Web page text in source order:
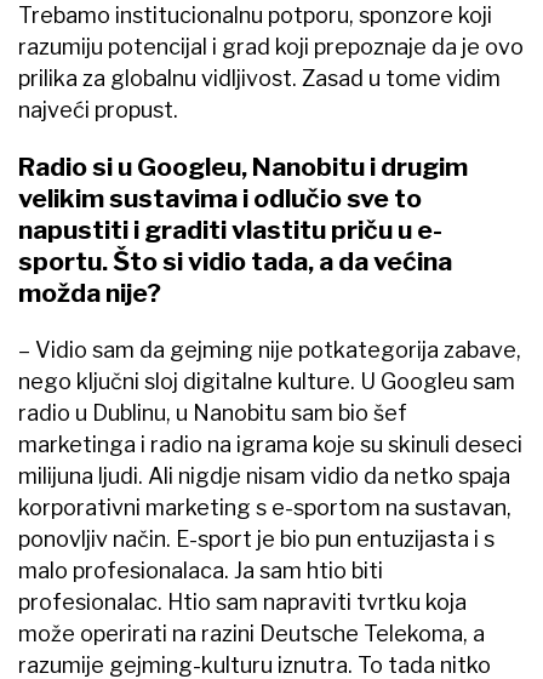
Trebamo institucionalnu potporu, sponzore koji
razumiju potencijal i grad koji prepoznaje da je ovo
prilika za globalnu vidljivost. Zasad u tome vidim
najveći propust.
Radio si u Googleu, Nanobitu i drugim
velikim sustavima i odlučio sve to
napustiti i graditi vlastitu priču u e-
sportu. Što si vidio tada, a da većina
možda nije?
– Vidio sam da gejming nije potkategorija zabave,
nego ključni sloj digitalne kulture. U Googleu sam
radio u Dublinu, u Nanobitu sam bio šef
marketinga i radio na igrama koje su skinuli deseci
milijuna ljudi. Ali nigdje nisam vidio da netko spaja
korporativni marketing s e-sportom na sustavan,
ponovljiv način. E-sport je bio pun entuzijasta i s
malo profesionalaca. Ja sam htio biti
profesionalac. Htio sam napraviti tvrtku koja
može operirati na razini Deutsche Telekoma, a
razumije gejming-kulturu iznutra. To tada nitko